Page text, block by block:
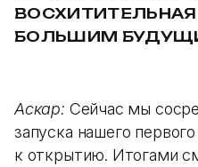
ВОСХИТИТЕЛЬНАЯ
БОЛЬШИМ
Аскар: Сейчас мы
запуска нашего
к открытию. Итогами